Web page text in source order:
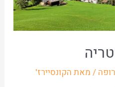
/ מאת הקונסיירז'